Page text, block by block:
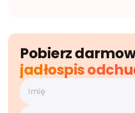
Pobierz
jadłospis